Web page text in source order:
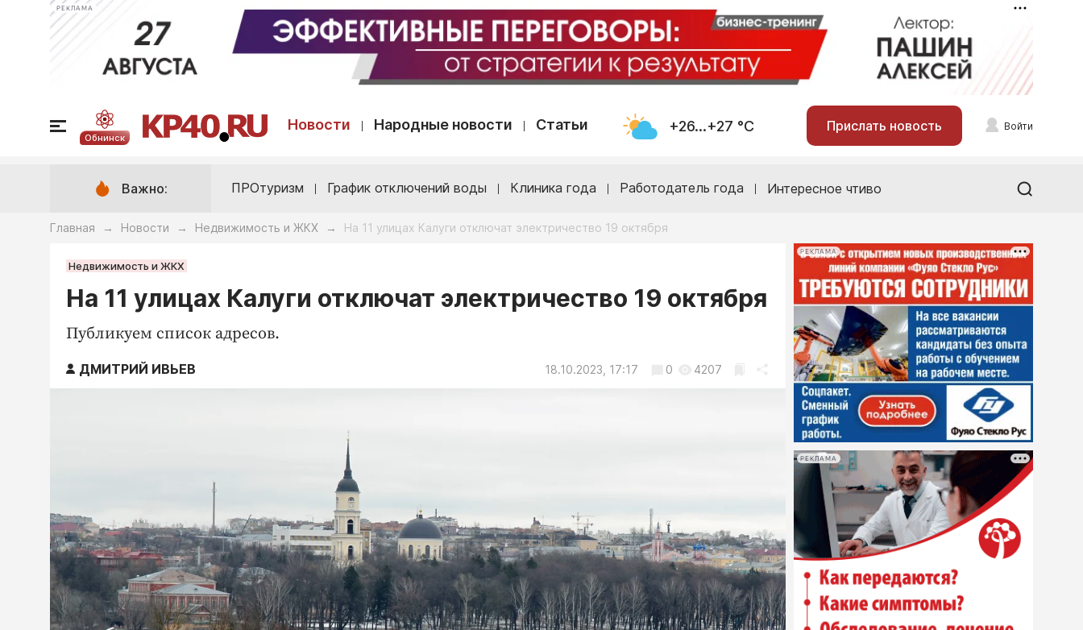
РЕКЛАМА
Обнинск
Новости Народные новости Статьи +26...+27 °С Прислать новость Войти
Важно: ПРОтуризм График отключений воды Клиника года Работодатель года Интересное чтиво
Главная → Новости → Недвижимость и ЖКХ → На 11 улицах Калуги отключат электричество 19 октября
Недвижимость и ЖКХ
На 11 улицах Калуги отключат электричество 19 октября
Публикуем список адресов.
ДМИТРИЙ ИВЬЕВ 18.10.2023, 17:17 0 4207
РЕКЛАМА
РЕКЛАМА